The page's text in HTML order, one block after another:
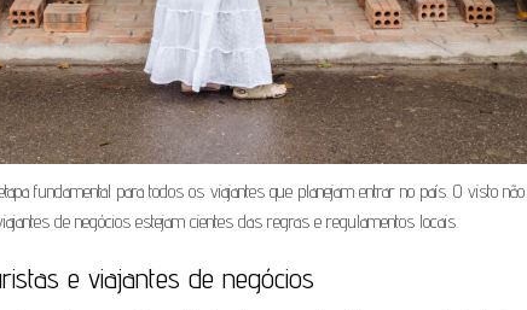
fundamental para todos os viajantes que planejam entrar no país. O visto
de negócios estejam cientes das regras e regulamentos locais.
e viajantes de negócios